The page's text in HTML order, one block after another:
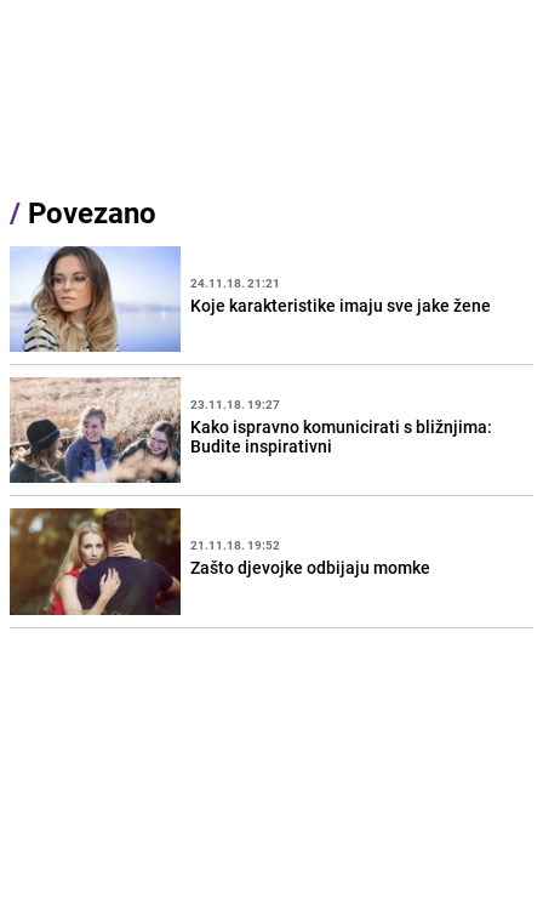
/ Povezano
24.11.18. 21:21
Koje karakteristike imaju sve jake žene
23.11.18. 19:27
Kako ispravno komunicirati s bližnjima:
Budite inspirativni
21.11.18. 19:52
Zašto djevojke odbijaju momke